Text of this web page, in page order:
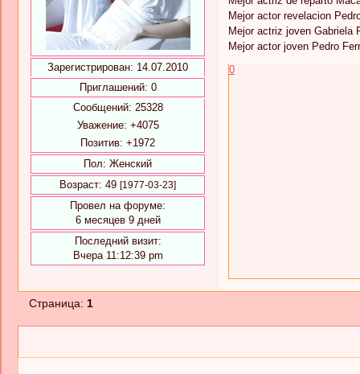
Зарегистрирован: 14.07.2010
Приглашений: 0
Сообщений: 25328
Уважение: +4075
Позитив: +1972
Пол: Женский
Возраст: 49 [1977-03-23]
Провел на форуме:
6 месяцев 9 дней
Последний визит:
Вчера 11:12:39 pm
Mejor actor revelacion
Mejor actriz joven Gabriela
Mejor actor joven Pedro
0
Страница: 1